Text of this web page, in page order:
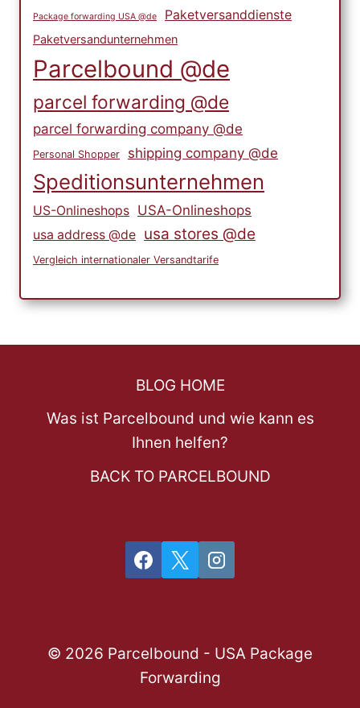
Package forwarding USA @de Paketversanddienste
Paketversandunternehmen
Parcelbound @de
parcel forwarding @de
parcel forwarding company @de
Personal Shopper shipping company @de
Speditionsunternehmen
US-Onlineshops USA-Onlineshops
usa address @de usa stores @de
Vergleich internationaler Versandtarife
BLOG HOME
Was ist Parcelbound und wie kann es
Ihnen helfen?
BACK TO PARCELBOUND
© 2026 Parcelbound - USA Package
Forwarding